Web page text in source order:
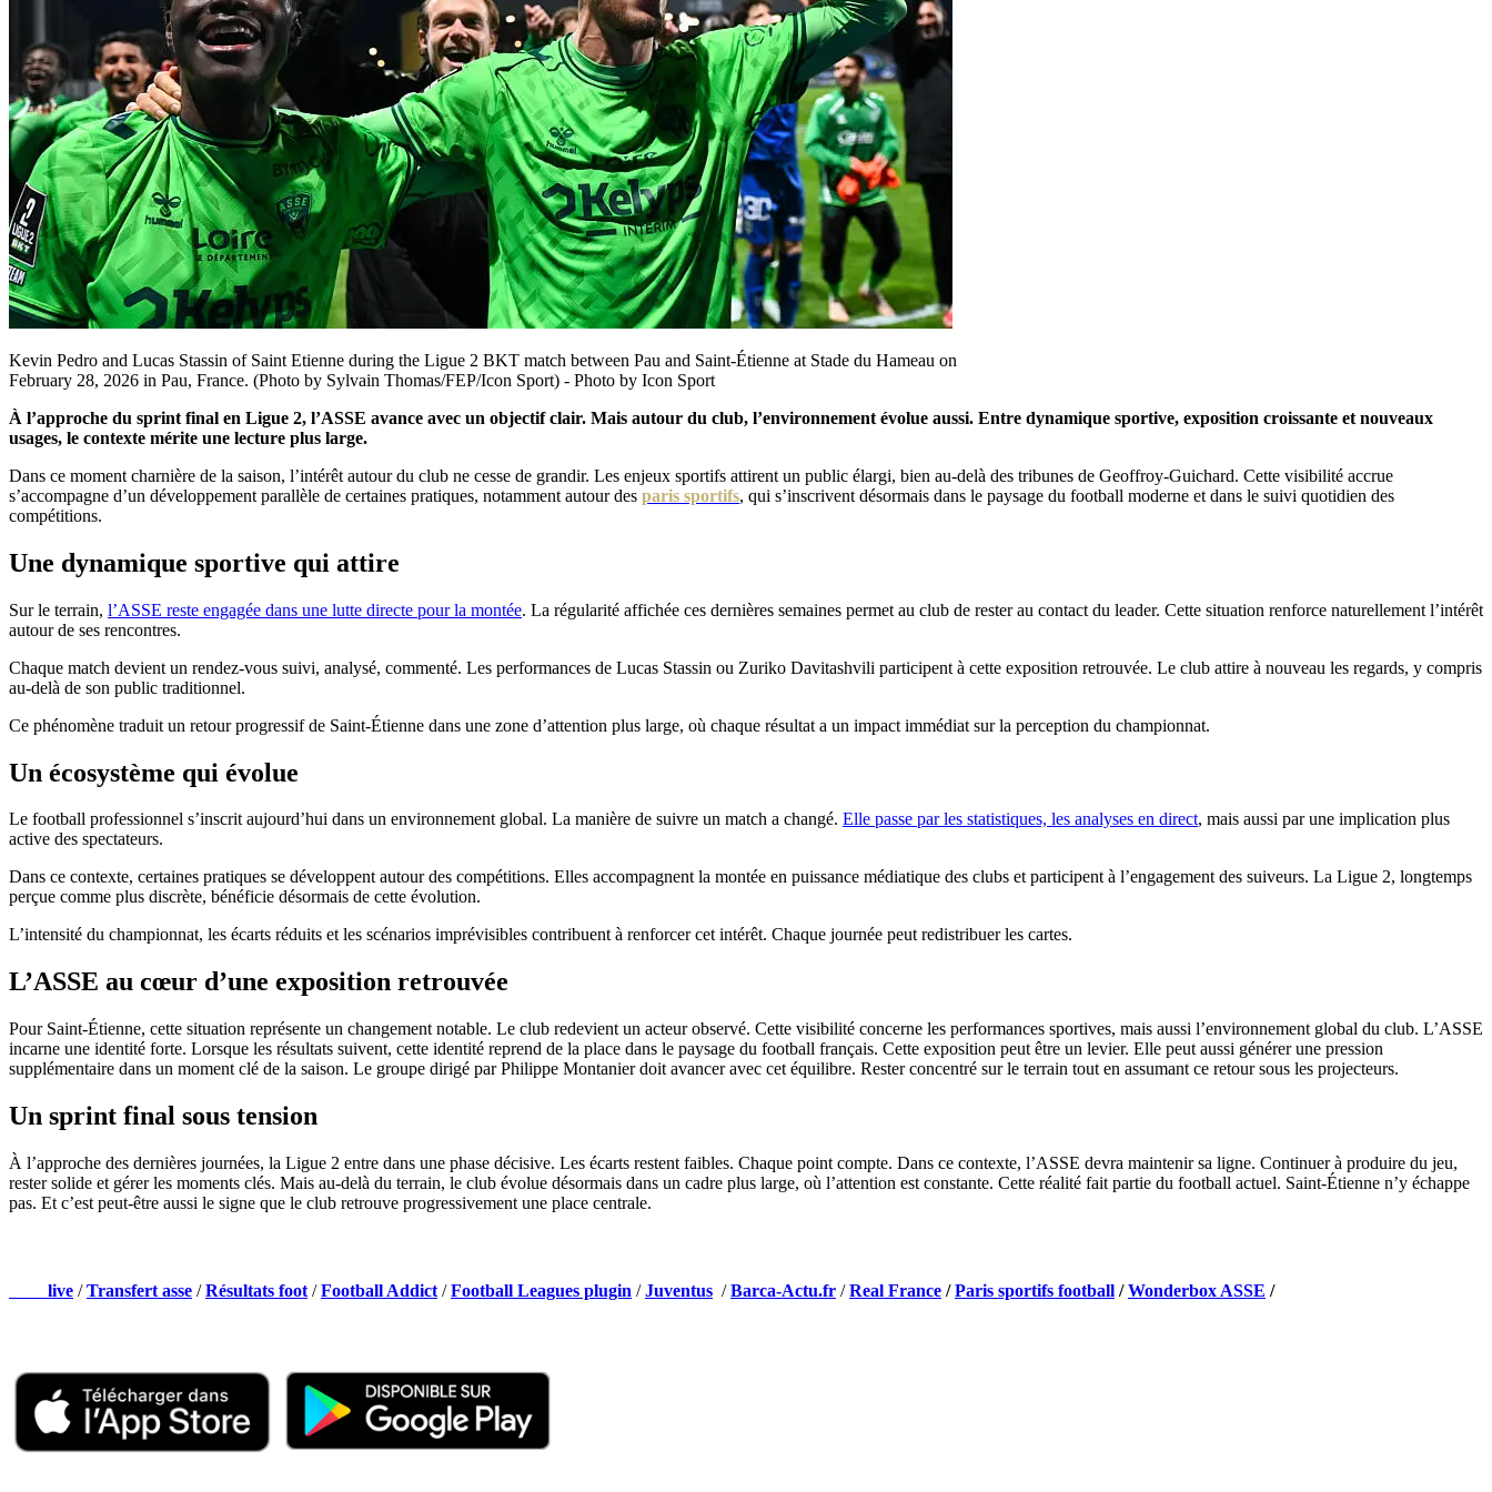
Kevin Pedro and Lucas Stassin of Saint Etienne during the Ligue 2 BKT match between Pau and Saint-Étienne at Stade du Hameau on
February 28, 2026 in Pau, France. (Photo by Sylvain Thomas/FEP/Icon Sport) - Photo by Icon Sport
À l’approche du sprint final en Ligue 2, l’ASSE avance avec un objectif clair. Mais autour du club, l’environnement évolue aussi. Entre dynamique sportive, exposition croissante et nouveaux
usages, le contexte mérite une lecture plus large.
Dans ce moment charnière de la saison, l’intérêt autour du club ne cesse de grandir. Les enjeux sportifs attirent un public élargi, bien au-delà des tribunes de Geoffroy-Guichard. Cette visibilité accrue
s’accompagne d’un développement parallèle de certaines pratiques, notamment autour des paris sportifs, qui s’inscrivent désormais dans le paysage du football moderne et dans le suivi quotidien des
compétitions.
Une dynamique sportive qui attire
Sur le terrain, l’ASSE reste engagée dans une lutte directe pour la montée. La régularité affichée ces dernières semaines permet au club de rester au contact du leader. Cette situation renforce naturellement l’intérêt
autour de ses rencontres.
Chaque match devient un rendez-vous suivi, analysé, commenté. Les performances de Lucas Stassin ou Zuriko Davitashvili participent à cette exposition retrouvée. Le club attire à nouveau les regards, y compris
au-delà de son public traditionnel.
Ce phénomène traduit un retour progressif de Saint-Étienne dans une zone d’attention plus large, où chaque résultat a un impact immédiat sur la perception du championnat.
Un écosystème qui évolue
Le football professionnel s’inscrit aujourd’hui dans un environnement global. La manière de suivre un match a changé. Elle passe par les statistiques, les analyses en direct, mais aussi par une implication plus
active des spectateurs.
Dans ce contexte, certaines pratiques se développent autour des compétitions. Elles accompagnent la montée en puissance médiatique des clubs et participent à l’engagement des suiveurs. La Ligue 2, longtemps
perçue comme plus discrète, bénéficie désormais de cette évolution.
L’intensité du championnat, les écarts réduits et les scénarios imprévisibles contribuent à renforcer cet intérêt. Chaque journée peut redistribuer les cartes.
L’ASSE au cœur d’une exposition retrouvée
Pour Saint-Étienne, cette situation représente un changement notable. Le club redevient un acteur observé. Cette visibilité concerne les performances sportives, mais aussi l’environnement global du club. L’ASSE
incarne une identité forte. Lorsque les résultats suivent, cette identité reprend de la place dans le paysage du football français. Cette exposition peut être un levier. Elle peut aussi générer une pression
supplémentaire dans un moment clé de la saison. Le groupe dirigé par Philippe Montanier doit avancer avec cet équilibre. Rester concentré sur le terrain tout en assumant ce retour sous les projecteurs.
Un sprint final sous tension
À l’approche des dernières journées, la Ligue 2 entre dans une phase décisive. Les écarts restent faibles. Chaque point compte. Dans ce contexte, l’ASSE devra maintenir sa ligne. Continuer à produire du jeu,
rester solide et gérer les moments clés. Mais au-delà du terrain, le club évolue désormais dans un cadre plus large, où l’attention est constante. Cette réalité fait partie du football actuel. Saint-Étienne n’y échappe
pas. Et c’est peut-être aussi le signe que le club retrouve progressivement une place centrale.
live /Transfert asse /Résultats foot /Football Addict /Football Leagues plugin /Juventus /Barca-Actu.fr /Real France /Paris sportifs football /Wonderbox ASSE /